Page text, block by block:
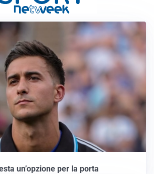
un’opzione per la porta